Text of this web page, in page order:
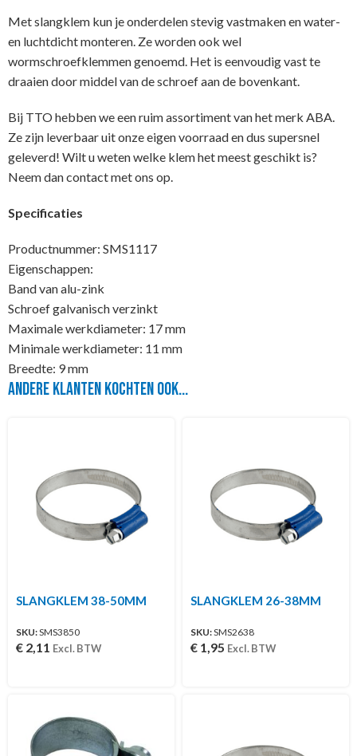
Met slangklem kun je onderdelen stevig vastmaken en water-
en luchtdicht monteren. Ze worden ook wel
wormschroefklemmen genoemd. Het is eenvoudig vast te
draaien door middel van de schroef aan de bovenkant.
Bij TTO hebben we een ruim assortiment van het merk ABA.
Ze zijn leverbaar uit onze eigen voorraad en dus supersnel
geleverd! Wilt u weten welke klem het meest geschikt is?
Neem dan contact met ons op.
Specificaties
Productnummer: SMS1117
Eigenschappen:
Band van alu-zink
Schroef galvanisch verzinkt
Maximale werkdiameter: 17 mm
Minimale werkdiameter: 11 mm
Breedte: 9 mm
Andere klanten kochten ook...
SLANGKLEM 38-50MM
SKU:SMS3850
€ 2,11 Excl. BTW
SLANGKLEM 26-38MM
SKU:SMS2638
€ 1,95 Excl. BTW